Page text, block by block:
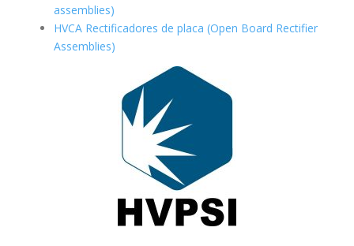
assemblies)
HVCA Rectificadores de placa (Open Board Rectifier
Assemblies)